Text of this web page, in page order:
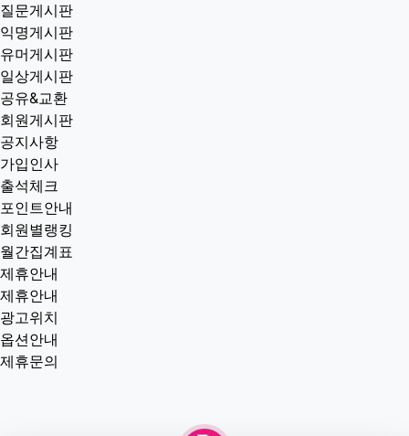
질문게시판
익명게시판
유머게시판
일상게시판
공유&교환
회원게시판
공지사항
가입인사
출석체크
포인트안내
회원별랭킹
월간집계표
제휴안내
제휴안내
광고위치
옵션안내
제휴문의